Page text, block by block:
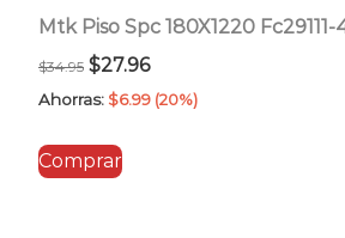
Mtk Piso Spc 180X1220 Fc29111-
$34.95 El
precio
era:
$27.96El
precio
Ahorras: $6.99 (20%)
Comprar